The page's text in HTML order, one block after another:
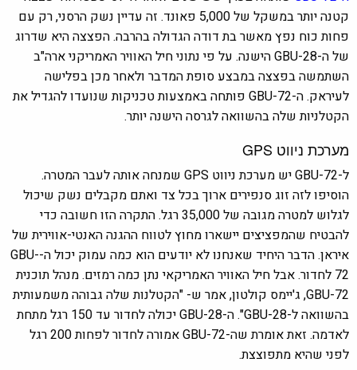
קטנה יותר במשקל של 5,000 פאונד. זה עדיין נשק הרסני, רק עם
פחות כוח נפץ מאשר בת דודה הגדולה בהרבה. הפצצה היא שדרוג
של ה-GBU-28 הישנה. על פי נתוני חיל האוויר האמריקני ארה"ב
השתמשה בפצצה במבצע סופת המדבר ולאחר מכן בפלישה
לעיראק. ה-GBU-72 פותחה באמצעות טכניקות שנועדו להגדיל את
הקטלניות שלה בהשוואה לגרסה הישנה יותר.
מערכת ניווט GPS
ל-GBU-72 יש מערכת ניווט GPS שמנחה אותה לעבר המטרה.
הוסיפו לזה זוג סנפירים ארוך בכל צד ואתם מקבלים נשק שיכול
לגלוש למטרה מגובה של 35,000 רגל. התקרה הזו חשובה כדי
להבטיח שהמפציצים יישארו מחוץ לטווח ההגנה האנטי-אווירית של
איראן. הדבר היחיד שאנחנו לא יודעים הוא כמה עמוק יכול ה-GBU-
72 לחדור. אבל חיל האוויר האמריקאי נתן כמה רמזים. מנהל תוכנית
GBU-72, ג'יימס קולטון, אמר ש- "הקטלנות שלה גבוהה משמעותית
בהשוואה ל-GBU-28". ה-GBU-28 יכולה לחדור עד 150 רגל מתחת
לאדמה. זאת אומרת שה-GBU-72 אמורה לחדור לפחות 200 רגל
לפני שהיא מתפוצצת.